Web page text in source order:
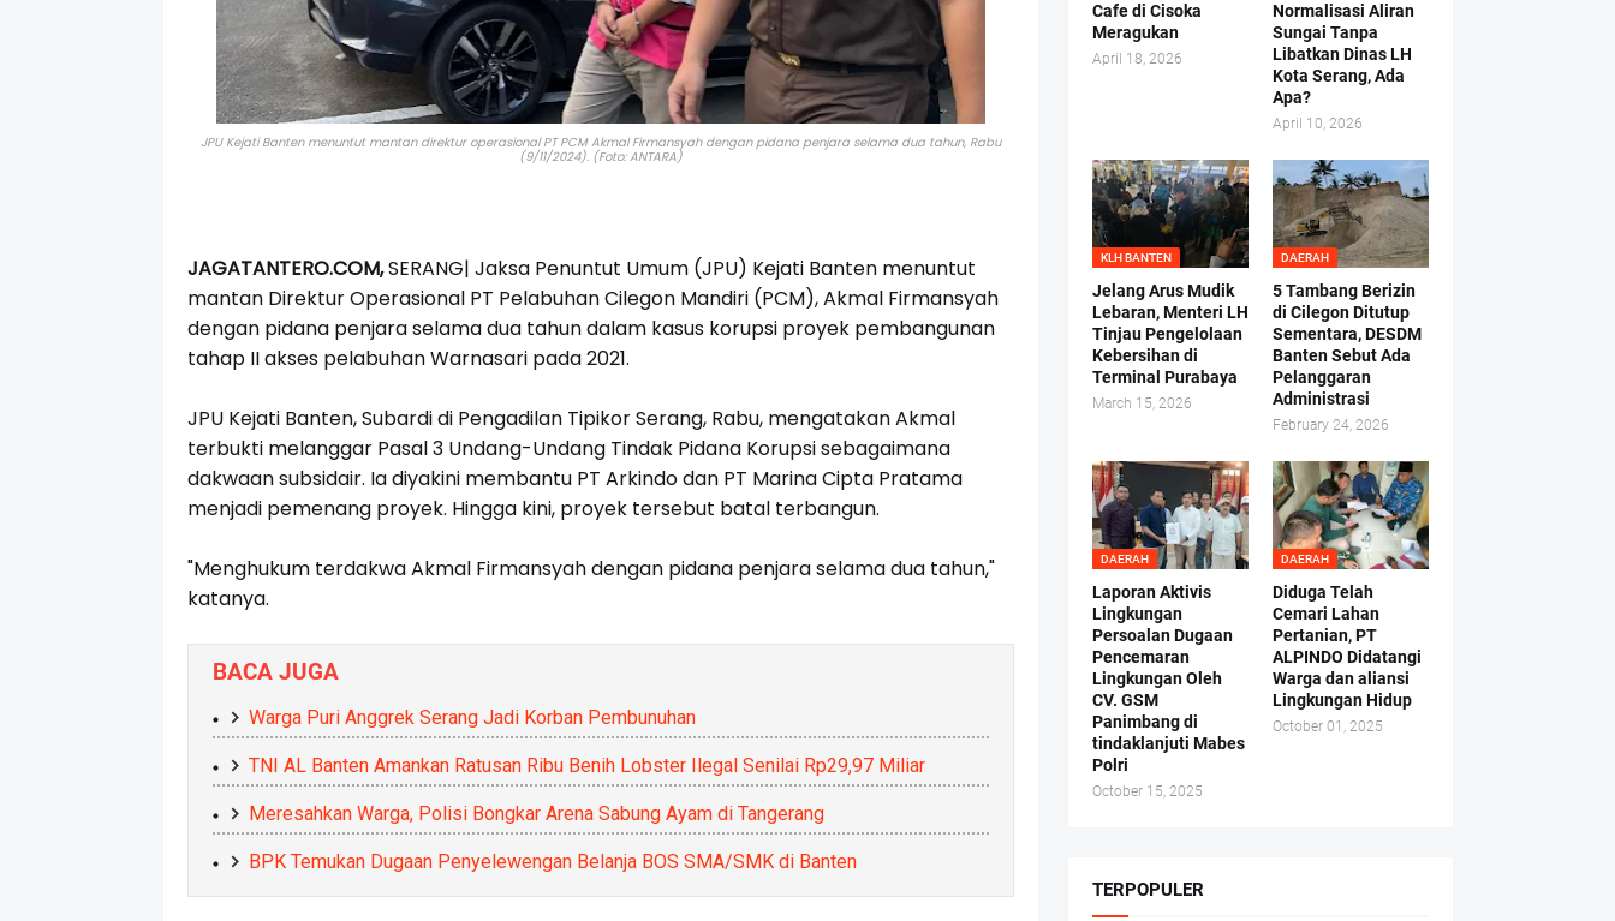
JPU Kejati Banten menuntut mantan direktur operasional PT PCM Akmal Firmansyah dengan pidana penjara selama dua tahun, Rabu
(9/11/2024). (Foto: ANTARA)
JAGATANTERO.COM,SERANG| Jaksa Penuntut Umum (JPU) Kejati Banten menuntut
mantan Direktur Operasional PT Pelabuhan Cilegon Mandiri (PCM), Akmal Firmansyah
dengan pidana penjara selama dua tahun dalam kasus korupsi proyek pembangunan
tahap II akses pelabuhan Warnasari pada 2021.
JPU Kejati Banten, Subardi di Pengadilan Tipikor Serang, Rabu, mengatakan Akmal
terbukti melanggar Pasal 3 Undang-Undang Tindak Pidana Korupsi sebagaimana
dakwaan subsidair. Ia diyakini membantu PT Arkindo dan PT Marina Cipta Pratama
menjadi pemenang proyek. Hingga kini, proyek tersebut batal terbangun.
"Menghukum terdakwa Akmal Firmansyah dengan pidana penjara selama dua tahun,"
katanya.
BACA JUGA
Warga Puri Anggrek Serang Jadi Korban Pembunuhan
TNI AL Banten Amankan Ratusan Ribu Benih Lobster Ilegal Senilai Rp29,97 Miliar
Meresahkan Warga, Polisi Bongkar Arena Sabung Ayam di Tangerang
BPK Temukan Dugaan Penyelewengan Belanja BOS SMA/SMK di Banten
Cafe di Cisoka
Meragukan
April 18, 2026
Normalisasi Aliran
Sungai Tanpa
Libatkan Dinas LH
Kota Serang, Ada
Apa?
April 10, 2026
KLH BANTEN
Jelang Arus Mudik
Lebaran, Menteri LH
Tinjau Pengelolaan
Kebersihan di
Terminal Purabaya
March 15, 2026
DAERAH
5 Tambang Berizin
di Cilegon Ditutup
Sementara, DESDM
Banten Sebut Ada
Pelanggaran
Administrasi
February 24, 2026
DAERAH
Laporan Aktivis
Lingkungan
Persoalan Dugaan
Pencemaran
Lingkungan Oleh
CV. GSM
Panimbang di
tindaklanjuti Mabes
Polri
October 15, 2025
DAERAH
Diduga Telah
Cemari Lahan
Pertanian, PT
ALPINDO Didatangi
Warga dan aliansi
Lingkungan Hidup
October 01, 2025
TERPOPULER